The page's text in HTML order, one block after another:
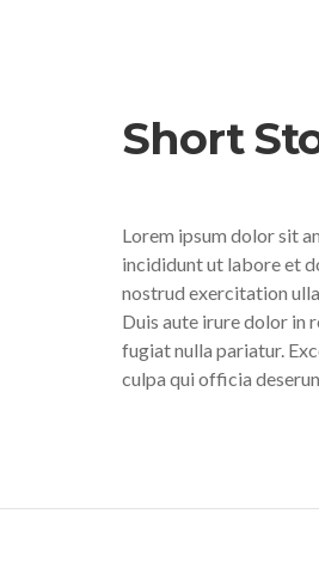
Short
Lorem ipsum dolor sit
incididunt ut labore et
nostrud exercitation
Duis aute irure dolor in
fugiat nulla pariatur.
culpa qui officia